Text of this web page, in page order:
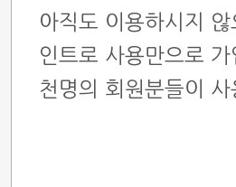
아직도 이용하시지
인트로 사용만으로
천명의 회원분들이